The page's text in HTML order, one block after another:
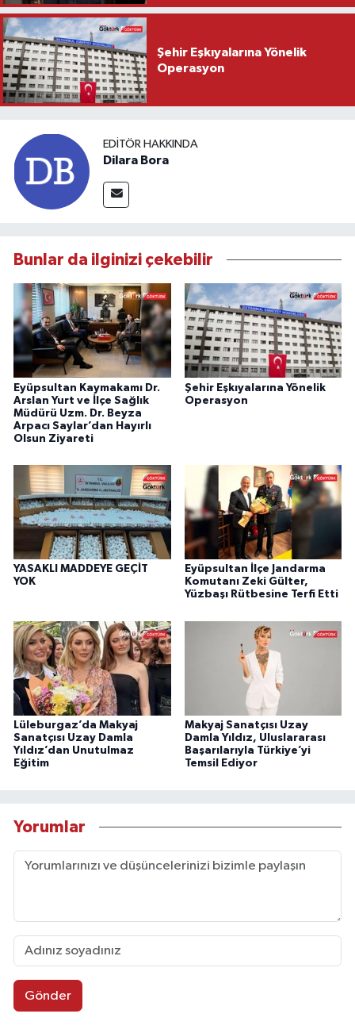
Şehir Eşkıyalarına Yönelik
Operasyon
EDITÖR HAKKINDA
Dilara Bora
Bunlar da ilginizi çekebilir
Eyüpsultan Kaymakamı Dr.
Arslan Yurt ve İlçe Sağlık
Müdürü Uzm. Dr. Beyza
Arpacı Saylar’dan Hayırlı
Olsun Ziyareti
Şehir Eşkıyalarına Yönelik
Operasyon
YASAKLI MADDEYE GEÇİT
YOK
Eyüpsultan İlçe Jandarma
Komutanı Zeki Gülter,
Yüzbaşı Rütbesine Terfi Etti
Lüleburgaz’da Makyaj
Sanatçısı Uzay Damla
Yıldız’dan Unutulmaz
Eğitim
Makyaj Sanatçısı Uzay
Damla Yıldız, Uluslararası
Başarılarıyla Türkiye’yi
Temsil Ediyor
Yorumlar
Gönder